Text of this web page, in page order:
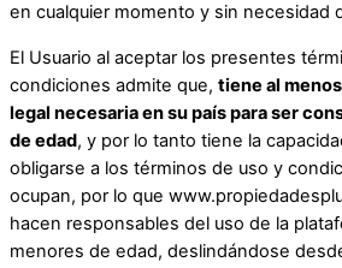
en cualquier momento y sin necesidad
El Usuario al aceptar los presentes
condiciones admite que, tiene al
legal necesaria en su país para ser
de edad, y por lo tanto tiene la
obligarse a los términos de uso y
ocupan, por lo que
hacen responsables del uso de la
menores de edad, deslindándose